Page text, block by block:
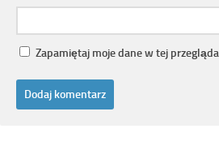
Zapamiętaj moje dane w tej